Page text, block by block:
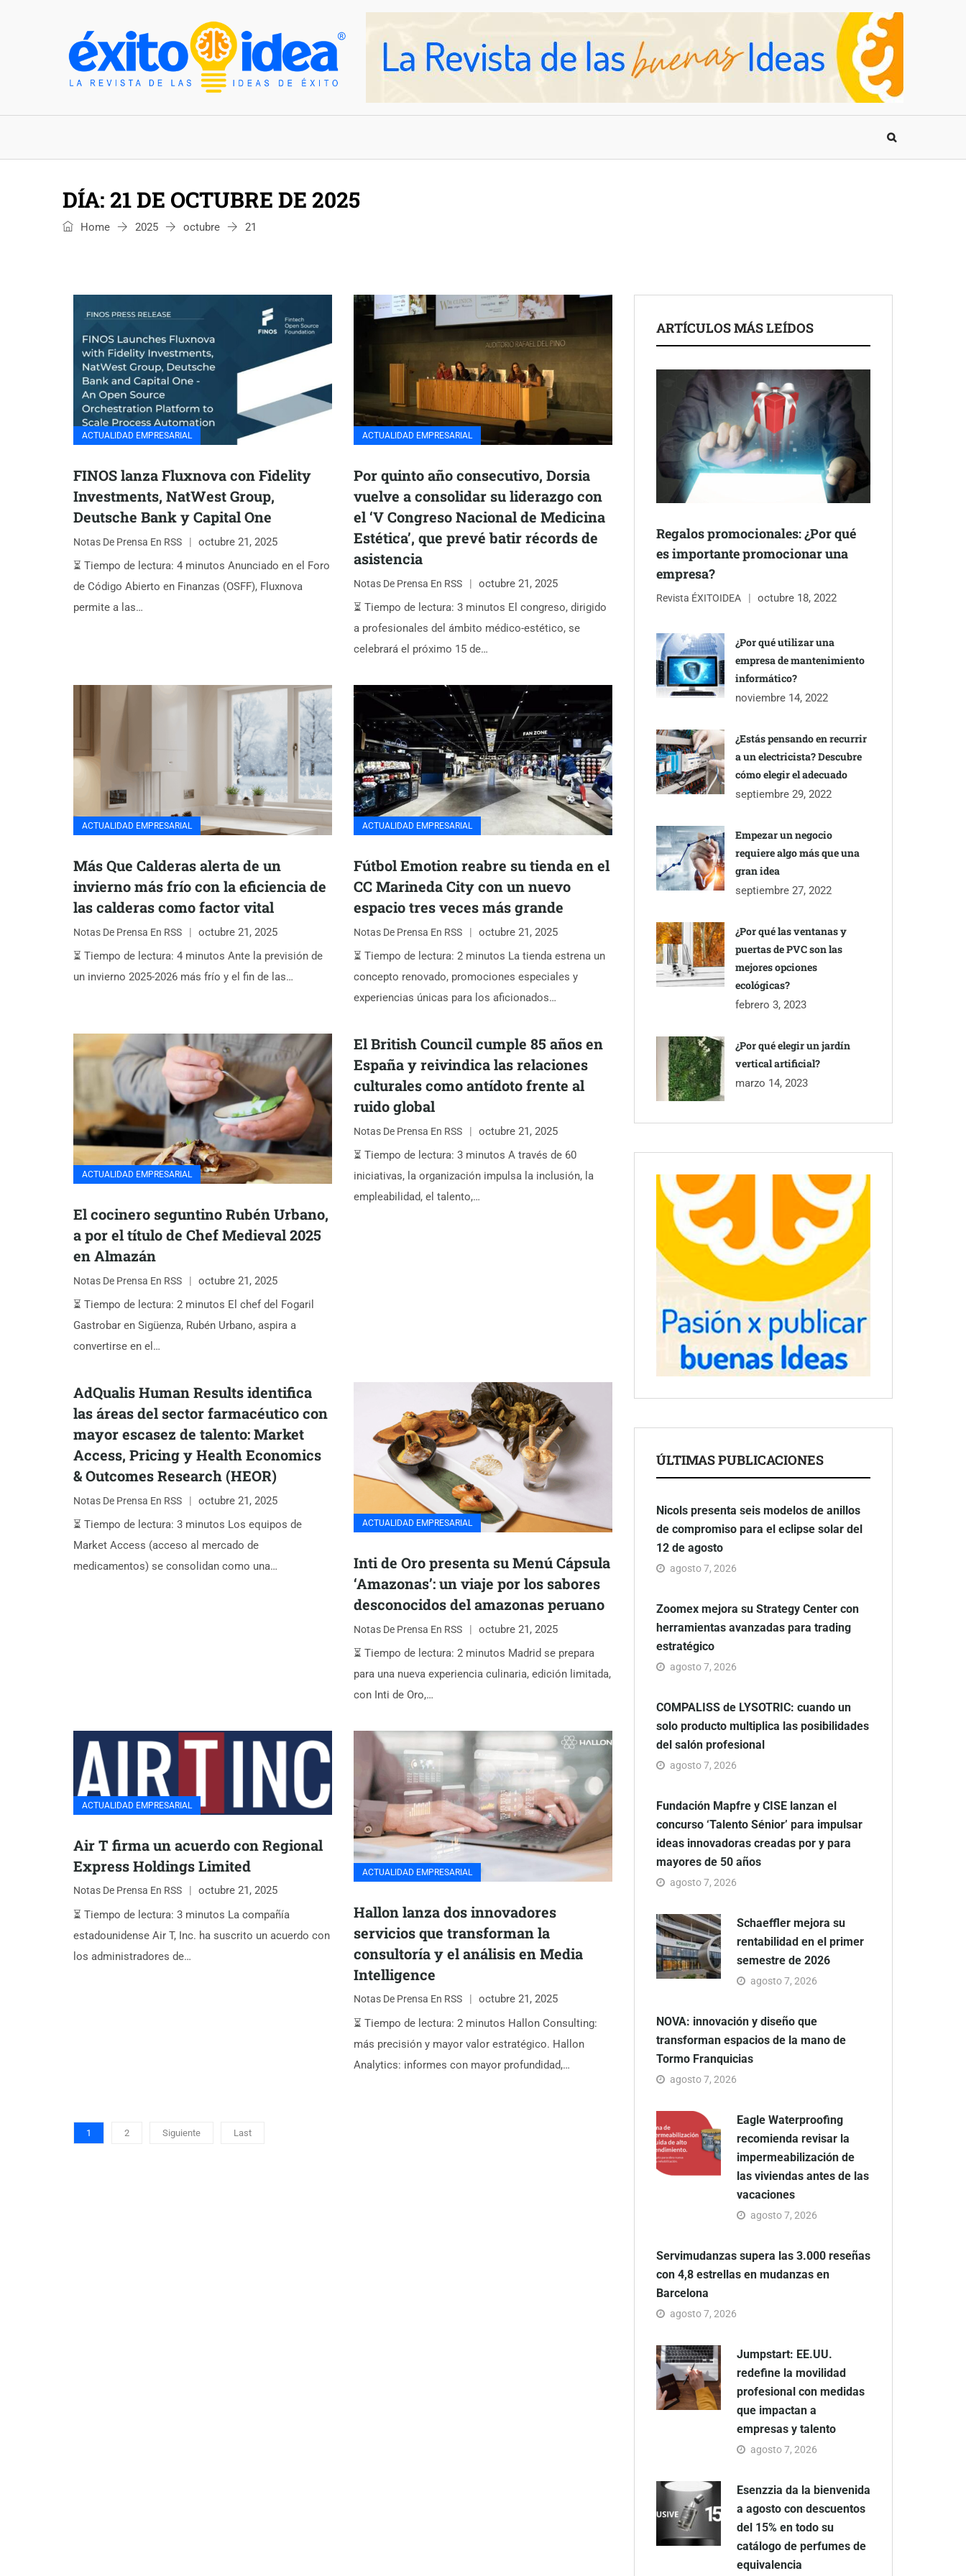
DÍA: 21 DE OCTUBRE DE 2025
Home 2025 octubre 21
ACTUALIDAD EMPRESARIAL
FINOS lanza Fluxnova con Fidelity
Investments, NatWest Group,
Deutsche Bank y Capital One
Notas De Prensa En RSS
octubre 21, 2025
⏳ Tiempo de lectura: 4 minutos Anunciado en el Foro
de Código Abierto en Finanzas (OSFF), Fluxnova
permite a las…
ACTUALIDAD EMPRESARIAL
Por quinto año consecutivo, Dorsia
vuelve a consolidar su liderazgo con
el ‘V Congreso Nacional de Medicina
Estética’, que prevé batir récords de
asistencia
Notas De Prensa En RSS
octubre 21, 2025
⏳ Tiempo de lectura: 3 minutos El congreso, dirigido
a profesionales del ámbito médico-estético, se
celebrará el próximo 15 de…
ACTUALIDAD EMPRESARIAL
Más Que Calderas alerta de un
invierno más frío con la eficiencia de
las calderas como factor vital
Notas De Prensa En RSS
octubre 21, 2025
⏳ Tiempo de lectura: 4 minutos Ante la previsión de
un invierno 2025-2026 más frío y el fin de las…
ACTUALIDAD EMPRESARIAL
Fútbol Emotion reabre su tienda en el
CC Marineda City con un nuevo
espacio tres veces más grande
Notas De Prensa En RSS
octubre 21, 2025
⏳ Tiempo de lectura: 2 minutos La tienda estrena un
concepto renovado, promociones especiales y
experiencias únicas para los aficionados…
ACTUALIDAD EMPRESARIAL
El cocinero seguntino Rubén Urbano,
a por el título de Chef Medieval 2025
en Almazán
Notas De Prensa En RSS
octubre 21, 2025
⏳ Tiempo de lectura: 2 minutos El chef del Fogaril
Gastrobar en Sigüenza, Rubén Urbano, aspira a
convertirse en el…
El British Council cumple 85 años en
España y reivindica las relaciones
culturales como antídoto frente al
ruido global
Notas De Prensa En RSS
octubre 21, 2025
⏳ Tiempo de lectura: 3 minutos A través de 60
iniciativas, la organización impulsa la inclusión, la
empleabilidad, el talento,…
AdQualis Human Results identifica
las áreas del sector farmacéutico con
mayor escasez de talento: Market
Access, Pricing y Health Economics
& Outcomes Research (HEOR)
Notas De Prensa En RSS
octubre 21, 2025
⏳ Tiempo de lectura: 3 minutos Los equipos de
Market Access (acceso al mercado de
medicamentos) se consolidan como una…
ACTUALIDAD EMPRESARIAL
Inti de Oro presenta su Menú Cápsula
‘Amazonas’: un viaje por los sabores
desconocidos del amazonas peruano
Notas De Prensa En RSS
octubre 21, 2025
⏳ Tiempo de lectura: 2 minutos Madrid se prepara
para una nueva experiencia culinaria, edición limitada,
con Inti de Oro,…
ACTUALIDAD EMPRESARIAL
Air T firma un acuerdo con Regional
Express Holdings Limited
Notas De Prensa En RSS
octubre 21, 2025
⏳ Tiempo de lectura: 3 minutos La compañía
estadounidense Air T, Inc. ha suscrito un acuerdo con
los administradores de…
ACTUALIDAD EMPRESARIAL
Hallon lanza dos innovadores
servicios que transforman la
consultoría y el análisis en Media
Intelligence
Notas De Prensa En RSS
octubre 21, 2025
⏳ Tiempo de lectura: 2 minutos Hallon Consulting:
más precisión y mayor valor estratégico. Hallon
Analytics: informes con mayor profundidad,…
1 2 Siguiente Last
ARTÍCULOS MÁS LEÍDOS
Regalos promocionales: ¿Por qué
es importante promocionar una
empresa?
Revista ÉXITOIDEA octubre 18, 2022
¿Por qué utilizar una
empresa de mantenimiento
informático?
noviembre 14, 2022
¿Estás pensando en recurrir
a un electricista? Descubre
cómo elegir el adecuado
septiembre 29, 2022
Empezar un negocio
requiere algo más que una
gran idea
septiembre 27, 2022
¿Por qué las ventanas y
puertas de PVC son las
mejores opciones
ecológicas?
febrero 3, 2023
¿Por qué elegir un jardín
vertical artificial?
marzo 14, 2023
ÚLTIMAS PUBLICACIONES
Nicols presenta seis modelos de anillos
de compromiso para el eclipse solar del
12 de agosto
agosto 7, 2026
Zoomex mejora su Strategy Center con
herramientas avanzadas para trading
estratégico
agosto 7, 2026
COMPALISS de LYSOTRIC: cuando un
solo producto multiplica las posibilidades
del salón profesional
agosto 7, 2026
Fundación Mapfre y CISE lanzan el
concurso ‘Talento Sénior’ para impulsar
ideas innovadoras creadas por y para
mayores de 50 años
agosto 7, 2026
Schaeffler mejora su
rentabilidad en el primer
semestre de 2026
agosto 7, 2026
NOVA: innovación y diseño que
transforman espacios de la mano de
Tormo Franquicias
agosto 7, 2026
Eagle Waterproofing
recomienda revisar la
impermeabilización de
las viviendas antes de las
vacaciones
agosto 7, 2026
Servimudanzas supera las 3.000 reseñas
con 4,8 estrellas en mudanzas en
Barcelona
agosto 7, 2026
Jumpstart: EE.UU.
redefine la movilidad
profesional con medidas
que impactan a
empresas y talento
agosto 7, 2026
Esenzzia da la bienvenida
a agosto con descuentos
del 15% en todo su
catálogo de perfumes de
equivalencia